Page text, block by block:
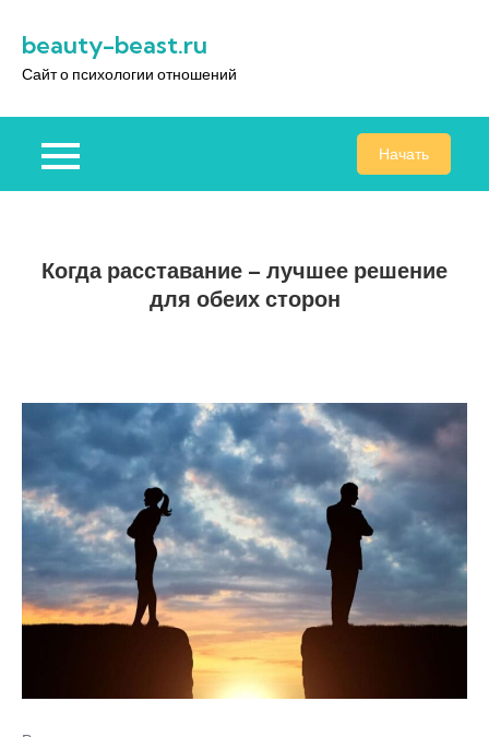
содержимому
beauty-beast.ru
Сайт о психологии отношений
Начать
Когда расставание – лучшее решение
для обеих сторон